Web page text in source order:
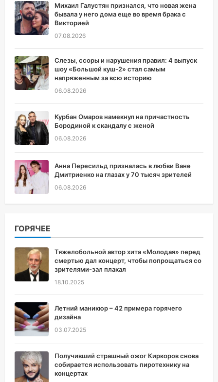
Михаил Галустян признался, что новая жена
бывала у него дома еще во время брака с
Викторией
07.08.2026
Слезы, ссоры и нарушения правил: 4 выпуск
шоу «Большой куш-2» стал самым
напряженным за всю историю
06.08.2026
Курбан Омаров намекнул на причастность
Бородиной к скандалу с женой
06.08.2026
Анна Пересильд призналась в любви Ване
Дмитриенко на глазах у 70 тысяч зрителей
06.08.2026
ГОРЯЧЕЕ
Тяжелобольной автор хита «Молодая» перед
смертью дал концерт, чтобы попрощаться со
зрителями-зал плакал
18.10.2025
Летний маникюр – 42 примера горячего
дизайна
03.07.2025
Получивший страшный ожог Киркоров снова
собирается использовать пиротехнику на
концертах